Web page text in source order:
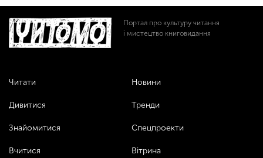
Портал про культуру читання
і мистецтво книговидання
Читати
Дивитися
Знайомитися
Вчитися
Новини
Тренди
Спецпроекти
Вітрина